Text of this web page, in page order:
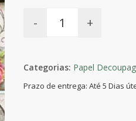
- +
Categorias: Papel
Prazo de entrega: Até 5 Dias